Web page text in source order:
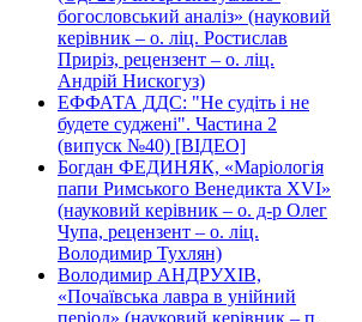
богословський аналіз» (науковий
керівник – о. ліц. Ростислав
Приріз, рецензент – о. ліц.
Андрій Нискогуз)
ЕФФАТА ДДС: "Не судіть і не
будете суджені". Частина 2
(випуск №40) [ВІДЕО]
Богдан ФЕДИНЯК, «Маріологія
папи Римського Венедикта XVI»
(науковий керівник – о. д-р Олег
Чупа, рецензент – о. ліц.
Володимир Тухлян)
Володимир АНДРУХІВ,
«Почаївська лавра в унійний
період» (науковий керівник – п.